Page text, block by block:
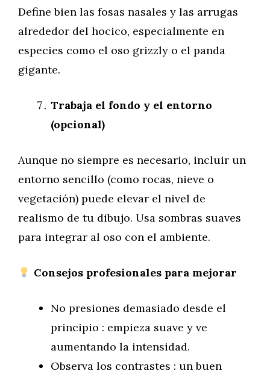
Define bien las fosas nasales y las arrugas
alrededor del hocico, especialmente en
especies como el oso grizzly o el panda
gigante.
Trabaja el fondo y el entorno
(opcional)
Aunque no siempre es necesario, incluir un
entorno sencillo (como rocas, nieve o
vegetación) puede elevar el nivel de
realismo de tu dibujo. Usa sombras suaves
para integrar al oso con el ambiente.
Consejos profesionales para mejorar
No presiones demasiado desde el
principio : empieza suave y ve
aumentando la intensidad.
Observa los contrastes : un buen